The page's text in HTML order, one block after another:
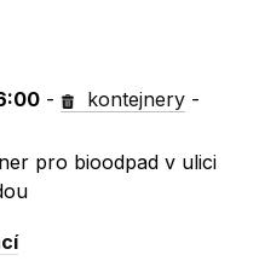
- kontejnery -
pro bioodpad v ulici